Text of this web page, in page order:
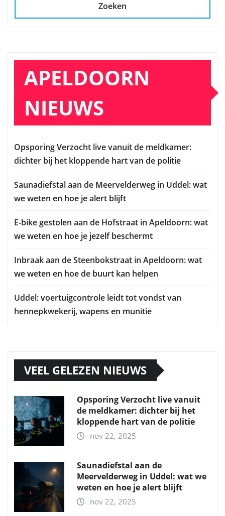
Zoeken
APELDOORN
NIEUWS
Opsporing Verzocht live vanuit de meldkamer:
dichter bij het kloppende hart van de politie
Saunadiefstal aan de Meervelderweg in Uddel: wat
we weten en hoe je alert blijft
E-bike gestolen aan de Hofstraat in Apeldoorn: wat
we weten en hoe je jezelf beschermt
Inbraak aan de Steenbokstraat in Apeldoorn: wat
we weten en hoe de buurt kan helpen
Uddel: voertuigcontrole leidt tot vondst van
hennepkwekerij, wapens en munitie
VEEL GELEZEN NIEUWS
Opsporing Verzocht live vanuit
de meldkamer: dichter bij het
kloppende hart van de politie
nov 22, 2025
Saunadiefstal aan de
Meervelderweg in Uddel: wat we
weten en hoe je alert blijft
nov 22, 2025